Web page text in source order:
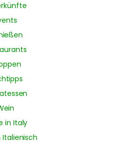
in Italy
Italienisch